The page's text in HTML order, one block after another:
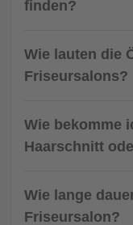
finden?
Wie lauten die
Friseursalons?
Wie bekomme
Haarschnitt
Wie lange
Friseursalon?